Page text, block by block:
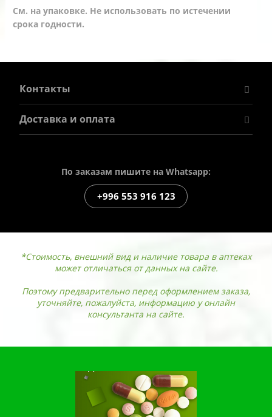
См. на упаковке. Не использовать по истечении
срока годности.
Контакты
Доставка и оплата
По заказам пишите на Whatsapp:
+996 553 916 123
*Стоимость, внешний вид и наличие товара в аптеках
может отличаться от данных на сайте.
Поэтому предварительно перед оформлением заказа,
уточняйте, пожалуйста, информацию у онлайн
консультанта на сайте.